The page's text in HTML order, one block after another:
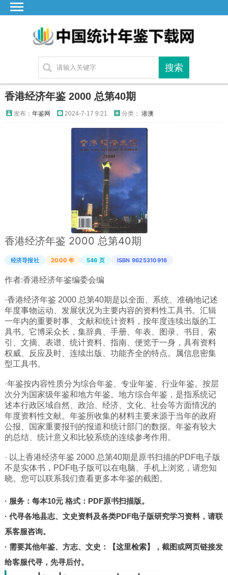
江苏
广西
西藏
上海
山西
黑龙江
吉林
辽宁
内蒙
青海
新疆
北京
甘肃
河南
山东
宁夏
台湾
香港经济年鉴 2000 总第40期
发布： 年鉴网 2024-7-17 9:21 分类： 港澳
香港经济年鉴 2000 总第40期
经济导报社 2000 年 546 页 ISBN 9625310916
作者:香港经济年鉴编委会编
·香港经济年鉴 2000 总第40期是以全面、系统、准确地记述
年度事物运动、发展状况为主要内容的资料性工具书。汇辑
一年内的重要时事、文献和统计资料，按年度连续出版的工
具书。它博采众长，集辞典、手册、年表、图录、书目、索
引、文摘、表谱、统计资料、指南、便览于一身，具有资料
权威、反应及时、连续出版、功能齐全的特点。属信息密集
型工具书。
·年鉴按内容性质分为综合年鉴、专业年鉴、行业年鉴。按层
次分为国家级年鉴和地方年鉴。地方综合年鉴，是指系统记
述本行政区域自然、政治、经济、文化、社会等方面情况的
年度资料性文献。年鉴所收集的材料主要来源于当年的政府
公报、国家重要报刊的报道和统计部门的数据。年鉴有较大
的总结、统计意义和比较系统的连续参考作用。
· 以上香港经济年鉴 2000 总第40期是原书扫描的PDF电子版
不是实体书，PDF电子版可以在电脑、手机上浏览，请您知
晓。您可以联系我们查看更多本年鉴的截图。
· 服务：每本10元 格式：PDF原书扫描版。
· 代寻各地县志、文史资料及各类PDF电子版研究学习资料，请联
系客服咨询。
· 需要其他年鉴、方志、文史：
【这里检索】
，截图或网页链接发
给客服代寻，先寻后付。